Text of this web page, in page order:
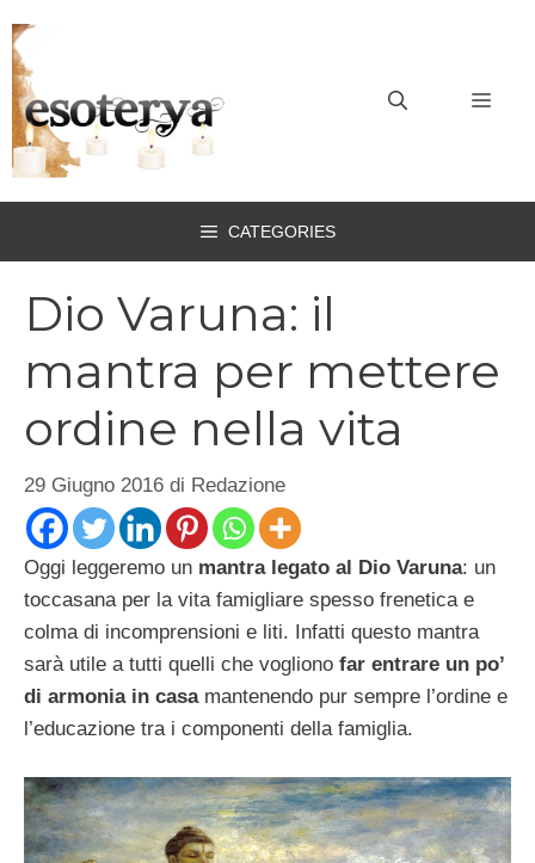
al
contenuto
CATEGORIES
Dio Varuna: il
mantra per mettere
ordine nella vita
29 Giugno 2016 di Redazione
Oggi leggeremo un mantra legato al Dio Varuna: un
toccasana per la vita famigliare spesso frenetica e
colma di incomprensioni e liti. Infatti questo mantra
sarà utile a tutti quelli che vogliono far entrare un po’
di armonia in casamantenendo pur sempre l’ordine e
l’educazione tra i componenti della famiglia.